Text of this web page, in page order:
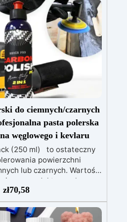
i wytrzymałości.
UV, łatwej do
zestaw: Zawiera drewno
barwniki (biały,
niebieski, żółty), wagę i
Łatwy montaż:
gotowa do użycia,
i zapewniając precyzję.
do ciemnych/czarnych
pasta polerska
węglowego i kevlaru
(250 ml) to ostateczny
powierzchni
lub czarnych. Wartość
produktu węglowego
istotne jest, aby
pokryć specjalnymi i
które uwydatnią
zł70,58